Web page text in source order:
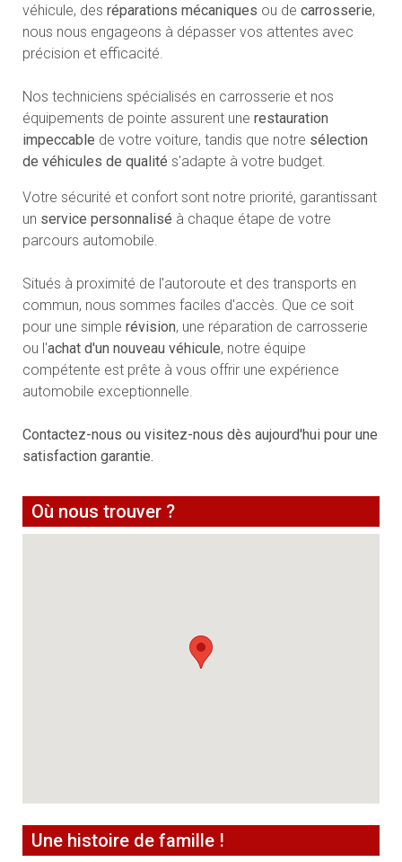
véhicule, des réparations mécaniques ou de carrosserie,
nous nous engageons à dépasser vos attentes avec
précision et efficacité.
Nos techniciens spécialisés en carrosserie et nos
équipements de pointe assurent une restauration
impeccable de votre voiture, tandis que notre sélection
de véhicules de qualité s'adapte à votre budget.
Votre sécurité et confort sont notre priorité, garantissant
un service personnalisé à chaque étape de votre
parcours automobile.
Situés à proximité de l'autoroute et des transports en
commun, nous sommes faciles d'accès. Que ce soit
pour une simple révision, une réparation de carrosserie
ou l'achat d'un nouveau véhicule, notre équipe
compétente est prête à vous offrir une expérience
automobile exceptionnelle.
Contactez-nous ou visitez-nous dès aujourd'hui pour une
satisfaction garantie.
Où nous trouver ?
Une histoire de famille !